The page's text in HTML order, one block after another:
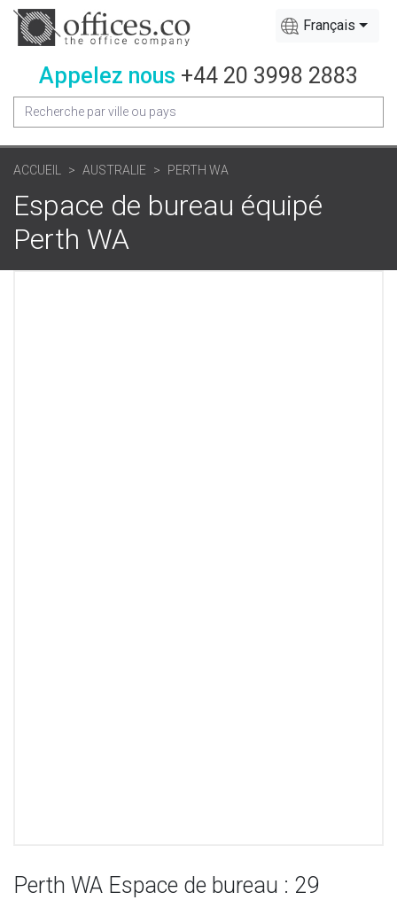
Français
Appelez nous +44 20 3998 2883
ACCUEIL AUSTRALIE PERTH WA
Espace de bureau équipé
Perth WA
Perth WA Espace de bureau : 29